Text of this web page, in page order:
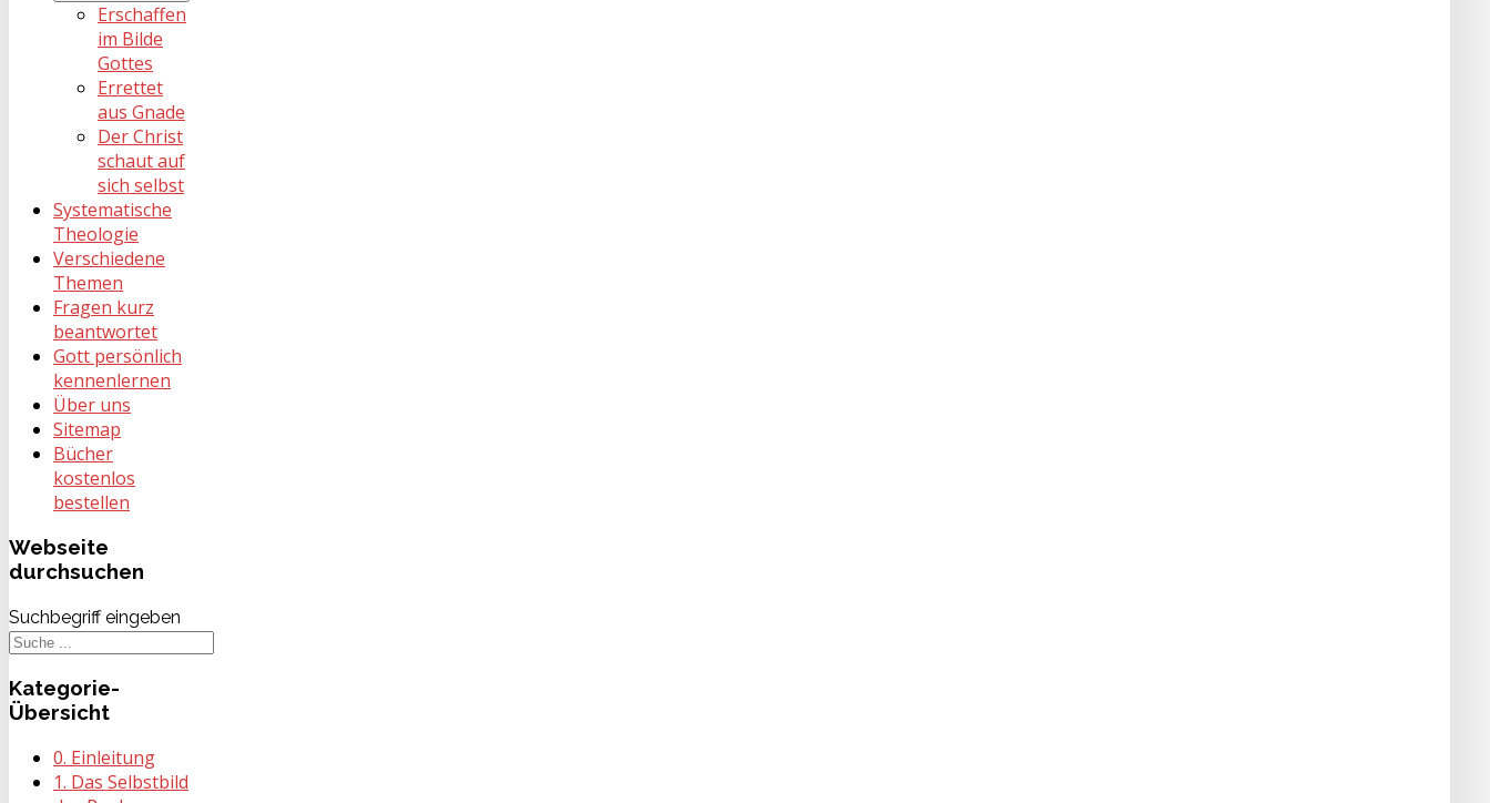
Erschaffen
im Bilde
Gottes
Errettet
aus Gnade
Der Christ
schaut auf
sich selbst
Systematische
Theologie
Verschiedene
Themen
Fragen kurz
beantwortet
Gott persönlich
kennenlernen
Über uns
Sitemap
Bücher
kostenlos
bestellen
Webseite
durchsuchen
Suchbegriff eingeben
Kategorie-
Übersicht
0. Einleitung
1. Das Selbstbild